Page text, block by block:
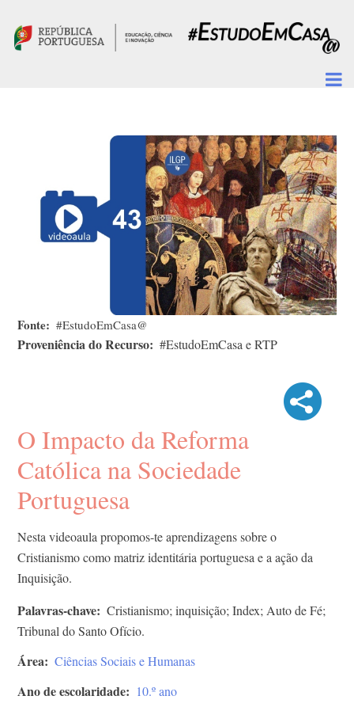
Fonte #EstudoEmCasa@
Proveniência do Recurso #EstudoEmCasa e RTP
O Impacto da Reforma
Católica na Sociedade
Portuguesa
Nesta videoaula propomos-te aprendizagens sobre o
Cristianismo como matriz identitária portuguesa e a ação da
Inquisição.
Palavras-chave
Cristianismo; inquisição; Index; Auto de Fé;
Tribunal do Santo Ofício.
Área Ciências Sociais e Humanas
Ano de escolaridade 10.º ano